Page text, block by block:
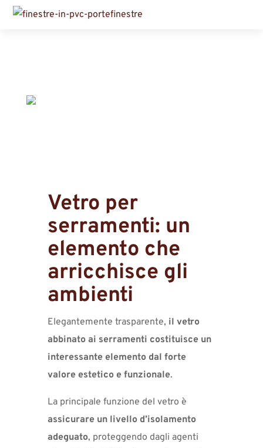
Vetro per
serramenti: un
elemento che
arricchisce gli
ambienti
Elegantemente trasparente, il vetro
abbinato ai serramenti costituisce un
interessante elemento dal forte
valore estetico e funzionale.
La principale funzione del vetro è
assicurare un livello d’isolamento
adeguato, proteggendo dagli agenti